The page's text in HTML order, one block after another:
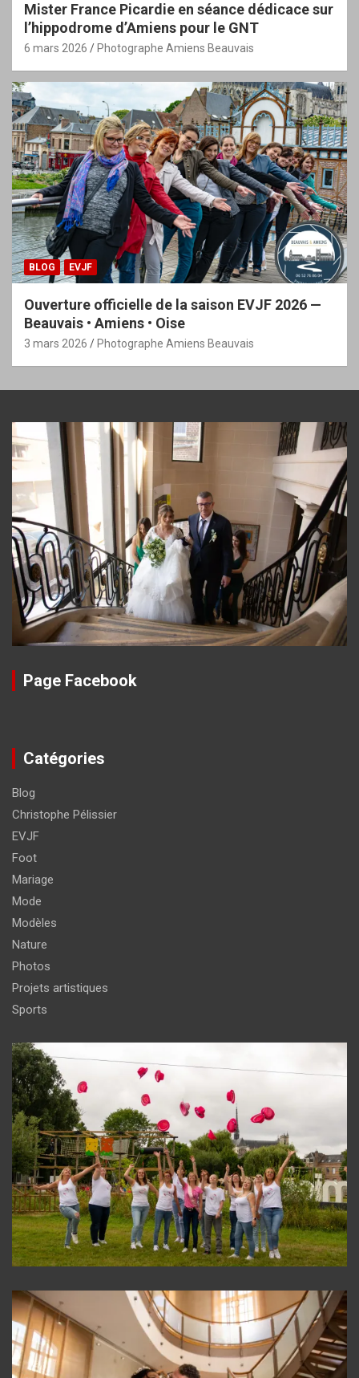
Mister France Picardie en séance dédicace sur
l’hippodrome d’Amiens pour le GNT
6 mars 2026 Photographe Amiens Beauvais
BLOG EVJF
Ouverture officielle de la saison EVJF 2026 —
Beauvais • Amiens • Oise
3 mars 2026 Photographe Amiens Beauvais
Page Facebook
Catégories
Blog
Christophe Pélissier
EVJF
Foot
Mariage
Mode
Modèles
Nature
Photos
Projets artistiques
Sports